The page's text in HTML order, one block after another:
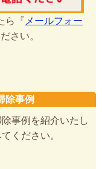
ら『 メールフォー
さい。
除事例
事例を紹介いたし
ください。